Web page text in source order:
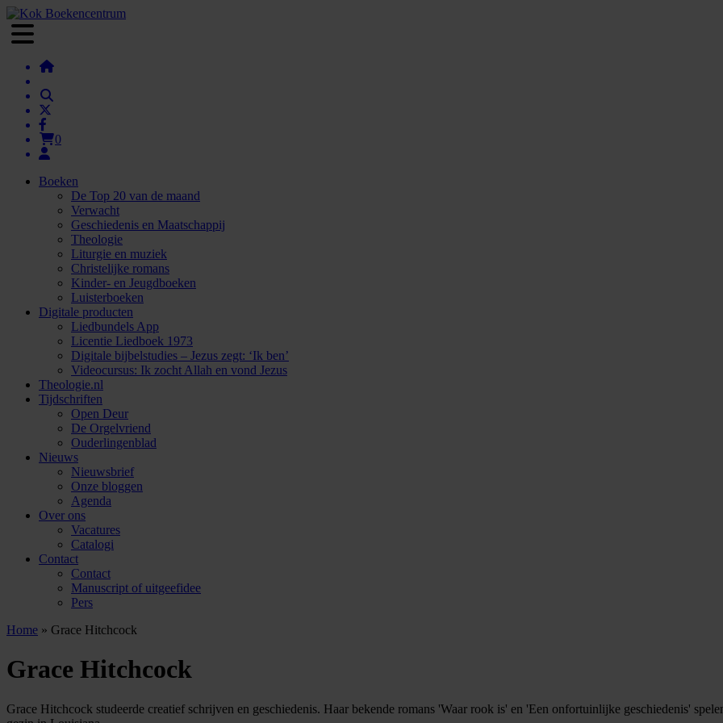
0
Boeken
De Top 20 van de maand
Verwacht
Geschiedenis en Maatschappij
Theologie
Liturgie en muziek
Christelijke romans
Kinder- en Jeugdboeken
Luisterboeken
Digitale producten
Liedbundels App
Licentie Liedboek 1973
Digitale bijbelstudies – Jezus zegt: ‘Ik ben’
Videocursus: Ik zocht Allah en vond Jezus
Theologie.nl
Tijdschriften
Open Deur
De Orgelvriend
Ouderlingenblad
Nieuws
Nieuwsbrief
Onze bloggen
Agenda
Over ons
Vacatures
Catalogi
Contact
Contact
Manuscript of uitgeefidee
Pers
Home » Grace Hitchcock
Grace Hitchcock
Grace Hitchcock studeerde creatief schrijven en geschiedenis. Haar bekende romans 'Waar rook is' en 'Een onfortuinlijke geschiedenis'